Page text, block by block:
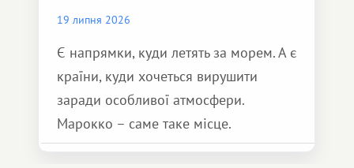
19 липня 2026
Є напрямки, куди летять за морем. А є
країни, куди хочеться вирушити
заради особливої ​​атмосфери.
Марокко – саме таке місце.